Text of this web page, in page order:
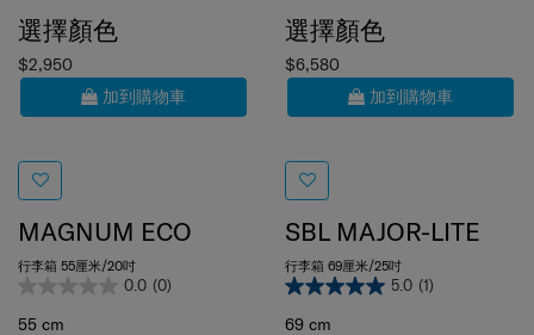
$2,950
加到購物車
MAGNUM ECO
行李箱 55厘米/20吋
0.0
55 cm
比較
$6,580
加到購物車
SBL MAJOR-LITE
行李箱 69厘米/25吋
5.0
69 cm
比較